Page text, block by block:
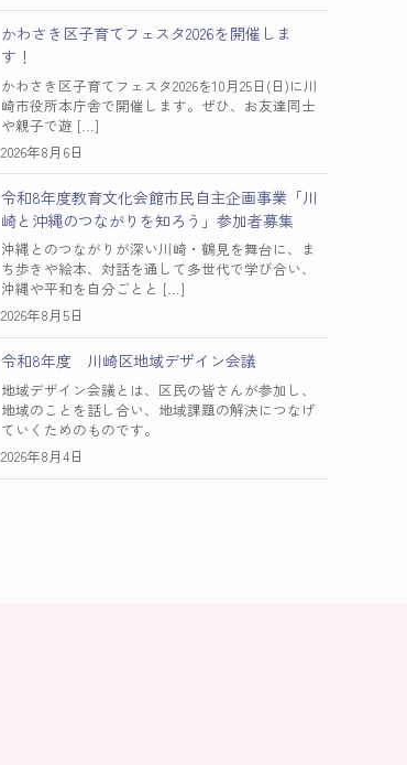
かわさき区子育てフェスタ2026を開催しま
す！
2026年8月6日
かわさき区子育てフェスタ2026を10月25日(日)に川
崎市役所本庁舎で開催します。ぜひ、お友達同士
や親子で遊 […]
令和8年度教育文化会館市民自主企画事業「川
崎と沖縄のつながりを知ろう」参加者募集
2026年8月5日
沖縄とのつながりが深い川崎・鶴見を舞台に、ま
ち歩きや絵本、対話を通して多世代で学び合い、
沖縄や平和を自分ごとと […]
令和8年度 川崎区地域デザイン会議
2026年8月4日
地域デザイン会議とは、区民の皆さんが参加し、
地域のことを話し合い、地域課題の解決につなげ
ていくためのものです。